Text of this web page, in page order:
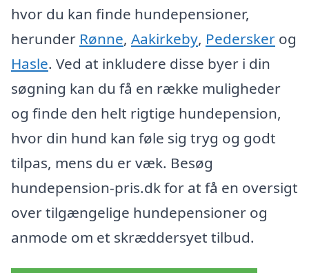
hvor du kan finde hundepensioner,
herunder Rønne, Aakirkeby, Pedersker og
Hasle. Ved at inkludere disse byer i din
søgning kan du få en række muligheder
og finde den helt rigtige hundepension,
hvor din hund kan føle sig tryg og godt
tilpas, mens du er væk. Besøg
hundepension-pris.dk for at få en oversigt
over tilgængelige hundepensioner og
anmode om et skræddersyet tilbud.